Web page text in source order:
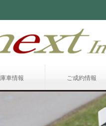
車情報 ご成約情報